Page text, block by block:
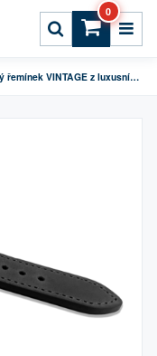
0
LAVVU Perforovaný černý prošitý řemínek VINTAGE z luxusní kůže Top Grain